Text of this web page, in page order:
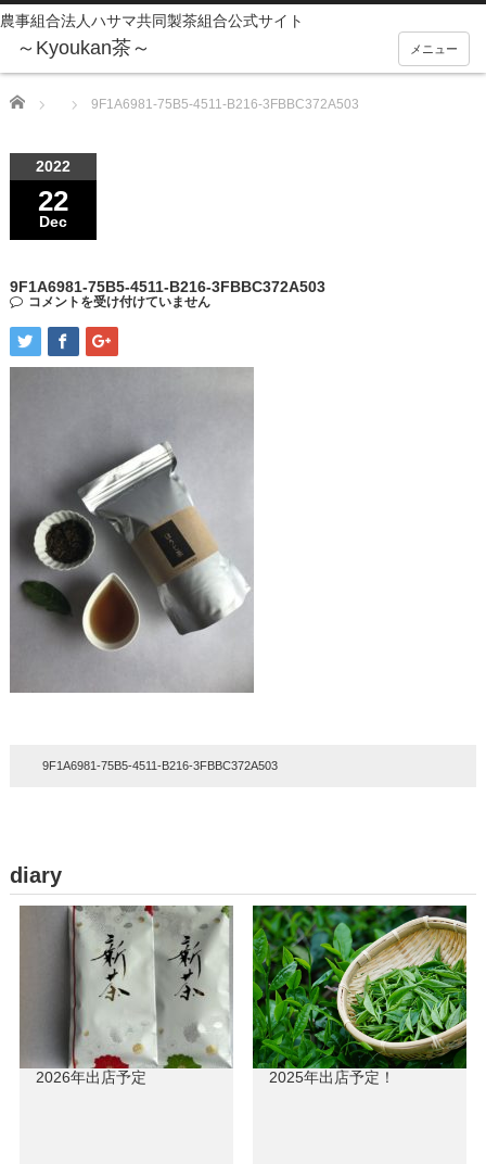
農事組合法人ハサマ共同製茶組合公式サイト
メニュー
Home 9F1A6981-75B5-4511-B216-3FBBC372A503
2022
22
Dec
9F1A6981-75B5-4511-B216-3FBBC372A503
コメントを受け付けていません
9F1A6981-75B5-4511-B216-3FBBC372A503
diary
2026年出店予定 2025年出店予定！